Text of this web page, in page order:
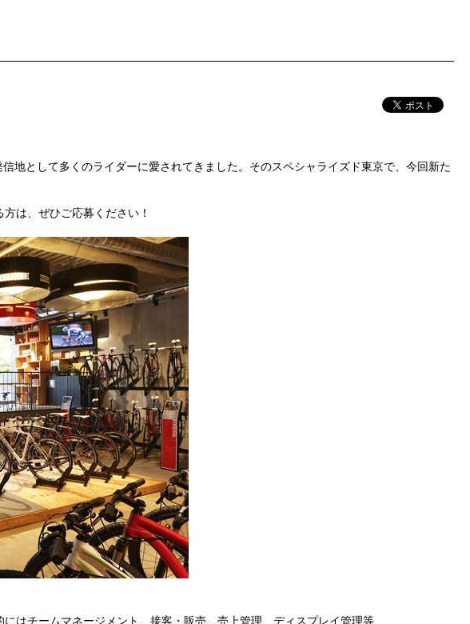
地として多くのライダーに愛されてきました。そのスペシャライズド東京で、今回新た
は、ぜひご応募ください！
はチームマネージメント、接客・販売、売上管理、ディスプレイ管理等